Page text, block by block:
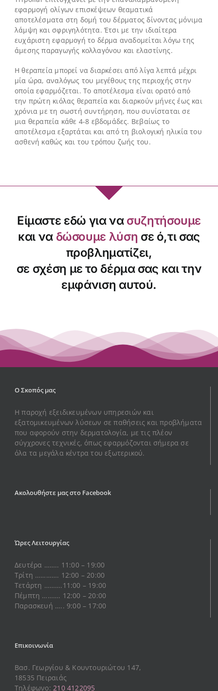
εφαρμογή ολίγων επισκέψεων θεαματικά
αποτελέσματα στη δομή του δέρματος δίνοντας μόνιμα
λάμψη και σφριγηλότητα. Έτσι με την ιδιαίτερα
ευχάριστη εφαρμογή το δέρμα αναδομείται λόγω της
άμεσης παραγωγής κολλαγόνου και ελαστίνης.
Η θεραπεία μπορεί να διαρκέσει από λίγα λεπτά μέχρι
μία ώρα, αναλόγως του μεγέθους της περιοχής στην
οποία εφαρμόζεται. Το αποτέλεσμα είναι ορατό από
την πρώτη κιόλας θεραπεία και διαρκούν μήνες έως και
χρόνια με τη σωστή συντήρηση, που συνίσταται σε
μια θεραπεία κάθε 4-8 εβδομάδες. Βεβαίως το
αποτέλεσμα εξαρτάται και από τη βιολογική ηλικία του
ασθενή καθώς και του τρόπου ζωής του.
Είμαστε εδώ για να συζητήσουμε
και ναδώσουμε λύση σε ό,τι σας
προβληματίζει,
σε σχέση με το δέρμα σας και την
εμφάνιση αυτού.
Ο Σκοπός μας
Η παροχή εξειδικευμένων υπηρεσιών και
εξατομικευμένων λύσεων σε παθήσεις και προβλήματα
που αφορούν στην δερματολογία, με τις πλέον
σύγχρονες τεχνικές, όπως εφαρμόζονται σήμερα σε
όλα τα μεγάλα κέντρα του εξωτερικού.
Ακολουθήστε μας στο Facebook
Ώρες Λειτουργίας
Δευτέρα …….. 11:00 – 19:00
Τρίτη …………. 12:00 – 20:00
Τετάρτη ……….11:00 – 19:00
Πέμπτη ………. 12:00 – 20:00
Παρασκευή ….. 9:00 – 17:00
Επικοινωνία
Βασ. Γεωργίου & Κουντουριώτου 147,
18535 Πειραιάς
Τηλέφωνο:210 4122095